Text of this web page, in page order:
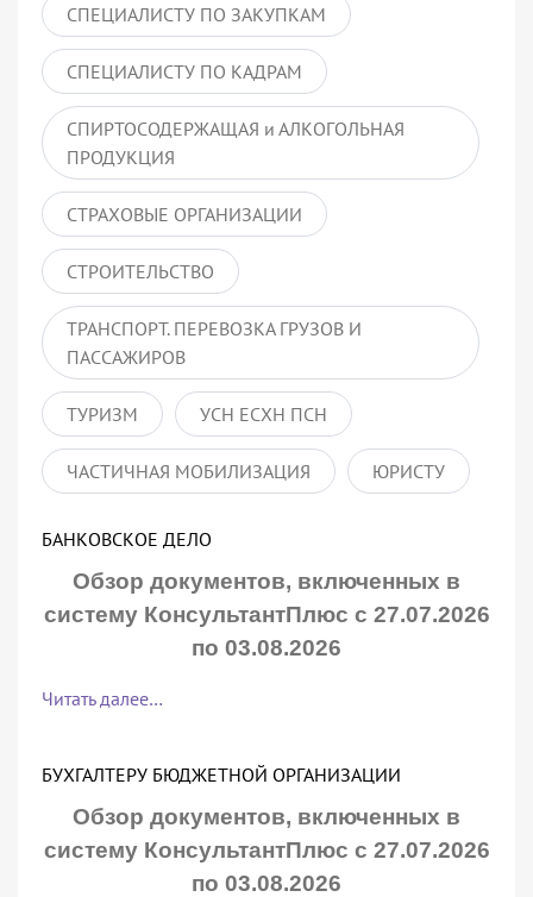
СПЕЦИАЛИСТУ ПО ЗАКУПКАМ
СПЕЦИАЛИСТУ ПО КАДРАМ
СПИРТОСОДЕРЖАЩАЯ и АЛКОГОЛЬНАЯ
ПРОДУКЦИЯ
СТРАХОВЫЕ ОРГАНИЗАЦИИ
СТРОИТЕЛЬСТВО
ТРАНСПОРТ. ПЕРЕВОЗКА ГРУЗОВ И
ПАССАЖИРОВ
ТУРИЗМ УСН ЕСХН ПСН
ЧАСТИЧНАЯ МОБИЛИЗАЦИЯ ЮРИСТУ
БАНКОВСКОЕ ДЕЛО
Обзор документов, включенных в
систему КонсультантПлюс с 27.07.2026
по 03.08.2026
Читать далее…
БУХГАЛТЕРУ БЮДЖЕТНОЙ ОРГАНИЗАЦИИ
Обзор документов, включенных в
систему КонсультантПлюс с 27.07.2026
по 03.08.2026